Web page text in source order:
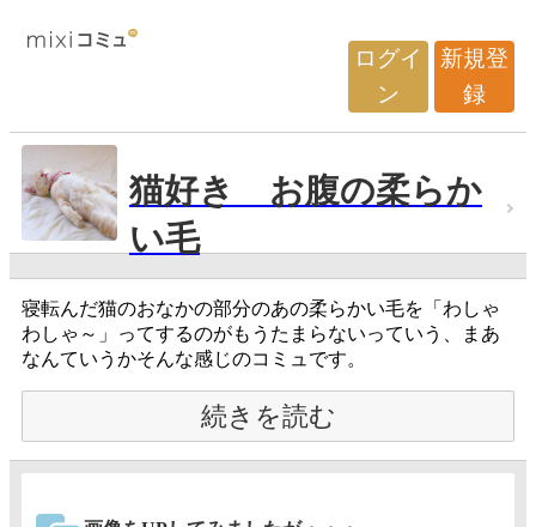
ログイ
ン
新規登
録
猫好き お腹の柔らか
い毛
寝転んだ猫のおなかの部分のあの柔らかい毛を「わしゃ
わしゃ～」ってするのがもうたまらないっていう、まあ
なんていうかそんな感じのコミュです。
続きを読む